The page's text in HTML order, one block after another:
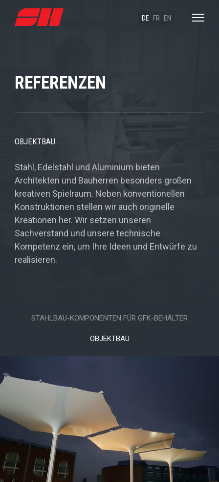
DE FR EN
REFERENZEN
OBJEKTBAU
Stahl, Edelstahl und Aluminium bieten
Architekten und Bauherren besonders großen
kreativen Spielraum. Neben konventionellen
Konstruktionen stellen wir auch originelle
Kreationen her. Wir setzen unseren
Sachverstand und unsere technische
Kompetenz ein, um Ihre Ideen und Entwürfe zu
realisieren.
STAHLBAU-KOMPONENTEN FÜR GFK-BEHÄLTER
OBJEKTBAU